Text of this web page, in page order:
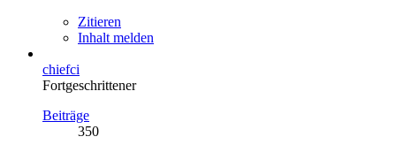
Zitieren
Inhalt melden
chiefci
Fortgeschrittener
Beiträge
350